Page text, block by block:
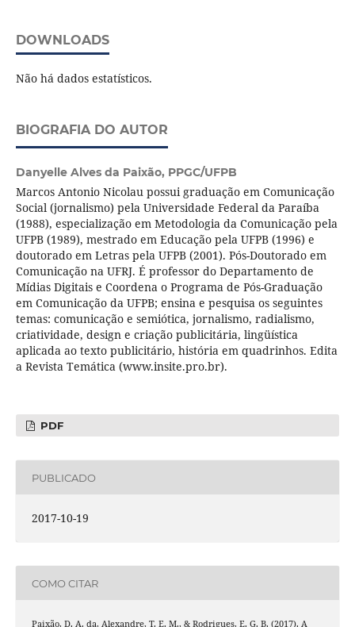
DOWNLOADS
Não há dados estatísticos.
BIOGRAFIA DO AUTOR
Danyelle Alves da Paixão, PPGC/UFPB
Marcos Antonio Nicolau possui graduação em Comunicação
Social (jornalismo) pela Universidade Federal da Paraíba
(1988), especialização em Metodologia da Comunicação pela
UFPB (1989), mestrado em Educação pela UFPB (1996) e
doutorado em Letras pela UFPB (2001). Pós-Doutorado em
Comunicação na UFRJ. É professor do Departamento de
Mídias Digitais e Coordena o Programa de Pós-Graduação
em Comunicação da UFPB; ensina e pesquisa os seguintes
temas: comunicação e semiótica, jornalismo, radialismo,
criatividade, design e criação publicitária, lingüística
aplicada ao texto publicitário, história em quadrinhos. Edita
a Revista Temática (www.insite.pro.br).
PDF
PUBLICADO
2017-10-19
COMO CITAR
Paixão, D. A. da, Alexandre, T. E. M., & Rodrigues, E. G. B. (2017). A